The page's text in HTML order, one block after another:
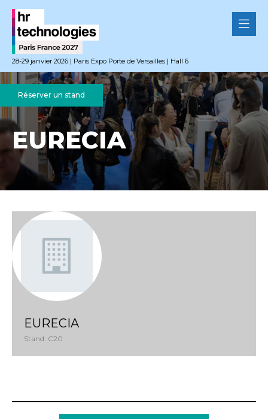
28-29 janvier 2026 | Paris Expo Porte de Versailles | Hall 6
Réserver un stand
EURECIA
EURECIA
Stand: C20